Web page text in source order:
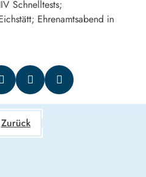
Schnelltests;
Ehrenamtsabend in
Zurück